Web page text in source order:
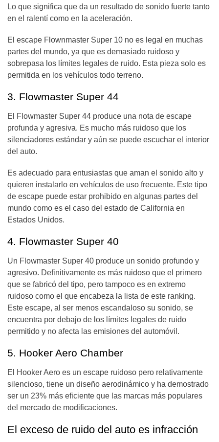
Lo que significa que da un resultado de sonido fuerte tanto
en el ralentí como en la aceleración.
El escape Flownmaster Super 10 no es legal en muchas
partes del mundo, ya que es demasiado ruidoso y
sobrepasa los límites legales de ruido. Esta pieza solo es
permitida en los vehículos todo terreno.
3. Flowmaster Super 44
El Flowmaster Super 44 produce una nota de escape
profunda y agresiva. Es mucho más ruidoso que los
silenciadores estándar y aún se puede escuchar el interior
del auto.
Es adecuado para entusiastas que aman el sonido alto y
quieren instalarlo en vehículos de uso frecuente. Este tipo
de escape puede estar prohibido en algunas partes del
mundo como es el caso del estado de California en
Estados Unidos.
4. Flowmaster Super 40
Un Flowmaster Super 40 produce un sonido profundo y
agresivo. Definitivamente es más ruidoso que el primero
que se fabricó del tipo, pero tampoco es en extremo
ruidoso como el que encabeza la lista de este ranking.
Este escape, al ser menos escandaloso su sonido, se
encuentra por debajo de los límites legales de ruido
permitido y no afecta las emisiones del automóvil.
5. Hooker Aero Chamber
El Hooker Aero es un escape ruidoso pero relativamente
silencioso, tiene un diseño aerodinámico y ha demostrado
ser un 23% más eficiente que las marcas más populares
del mercado de modificaciones.
El exceso de ruido del auto es infracción